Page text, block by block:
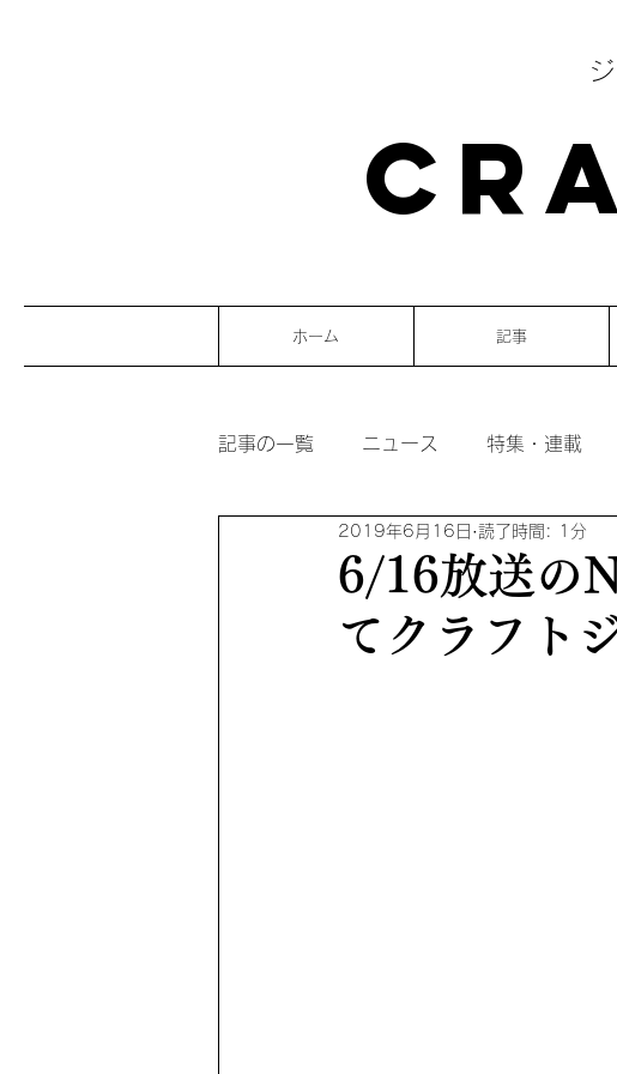
ホーム 記事
記事の一覧 ニュース 特集・連載
6/16放送の
てクラフト
2019年6月16日 読了時間: 1分